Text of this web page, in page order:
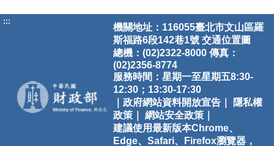
:::
機關地址：116055臺北市文山區羅
斯福路6段142巷1號 交通位置圖
總機：(02)2322-8000 傳真：
(02)2356-8774
服務時間：星期一至星期五8:30-
12:30；13:30-17:30
｜政府網站資料開放宣告｜
隱私權
政策｜
網站安全政策｜
建議使用最新版本Chrome、
Edge、Safari、Firefox瀏覽器，